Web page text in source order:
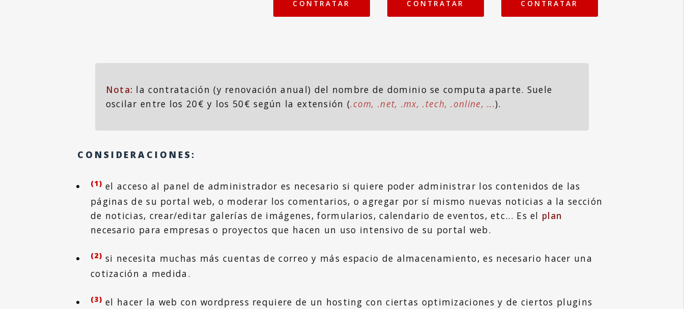
CONTRATAR CONTRATAR CONTRATAR
Nota: la contratación (y renovación anual) del nombre de dominio se computa aparte. Suele
oscilar entre los 20€ y los 50€ según la extensión (.com, .net, .mx, .tech, .online, ...).
CONSIDERACIONES:
(1) el acceso al panel de administrador es necesario si quiere poder administrar los contenidos de las
páginas de su portal web, o moderar los comentarios, o agregar por sí mismo nuevas noticias a la sección
de noticias, crear/editar galerías de imágenes, formularios, calendario de eventos, etc... Es el plan
necesario para empresas o proyectos que hacen un uso intensivo de su portal web.
(2) si necesita muchas más cuentas de correo y más espacio de almacenamiento, es necesario hacer una
cotización a medida.
(3) el hacer la web con wordpress requiere de un hosting con ciertas optimizaciones y de ciertos plugins